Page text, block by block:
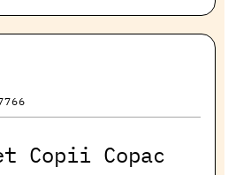
Copii Copac